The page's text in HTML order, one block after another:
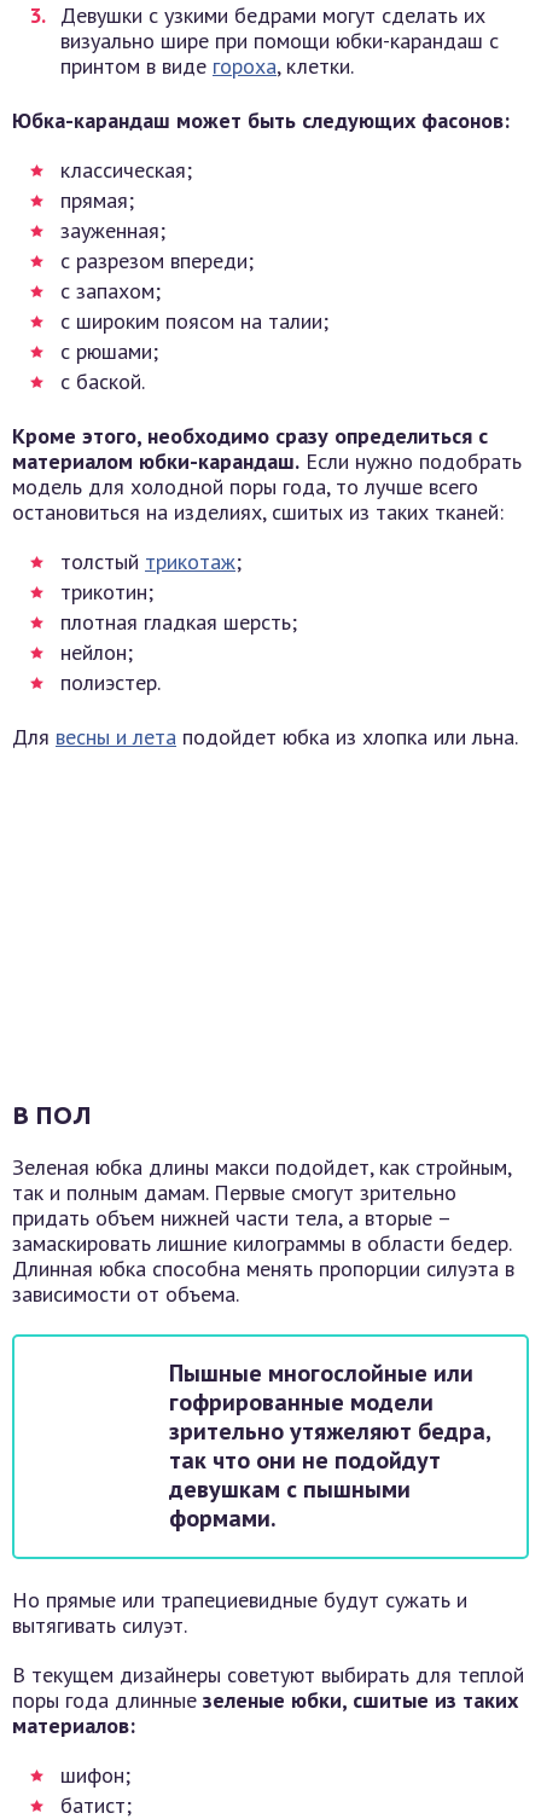
Девушки с узкими бедрами могут сделать их
визуально шире при помощи юбки-карандаш с
принтом в виде гороха, клетки.
Юбка-карандаш может быть следующих фасонов:
классическая;
прямая;
зауженная;
с разрезом впереди;
с запахом;
с широким поясом на талии;
с рюшами;
с баской.
Кроме этого, необходимо сразу определиться с
материалом юбки-карандаш. Если нужно подобрать
модель для холодной поры года, то лучше всего
остановиться на изделиях, сшитых из таких тканей:
толстый трикотаж;
трикотин;
плотная гладкая шерсть;
нейлон;
полиэстер.
Для весны и лета подойдет юбка из хлопка или льна.
В ПОЛ
Зеленая юбка длины макси подойдет, как стройным,
так и полным дамам. Первые смогут зрительно
придать объем нижней части тела, а вторые –
замаскировать лишние килограммы в области бедер.
Длинная юбка способна менять пропорции силуэта в
зависимости от объема.
Пышные многослойные или
гофрированные модели
зрительно утяжеляют бедра,
так что они не подойдут
девушкам с пышными
формами.
Но прямые или трапециевидные будут сужать и
вытягивать силуэт.
В текущем дизайнеры советуют выбирать для теплой
поры года длинные зеленые юбки, сшитые из таких
материалов:
шифон;
батист;